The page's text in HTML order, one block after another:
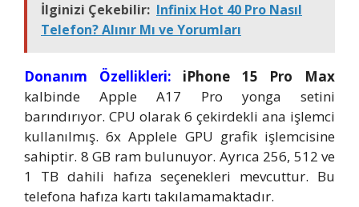
İlginizi Çekebilir: Infinix Hot 40 Pro Nasıl
Telefon? Alınır Mı ve Yorumları
Donanım Özellikleri:
iPhone 15 Pro Max
kalbinde Apple A17 Pro yonga setini
barındırıyor. CPU olarak 6 çekirdekli ana işlemci
kullanılmış. 6x Applele GPU grafik işlemcisine
sahiptir. 8 GB ram bulunuyor. Ayrıca 256, 512 ve
1 TB dahili hafıza seçenekleri mevcuttur. Bu
telefona hafıza kartı takılamamaktadır.